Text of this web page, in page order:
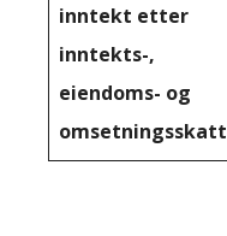
inntekt etter
inntekts-,
eiendoms- og
omsetningsskatt